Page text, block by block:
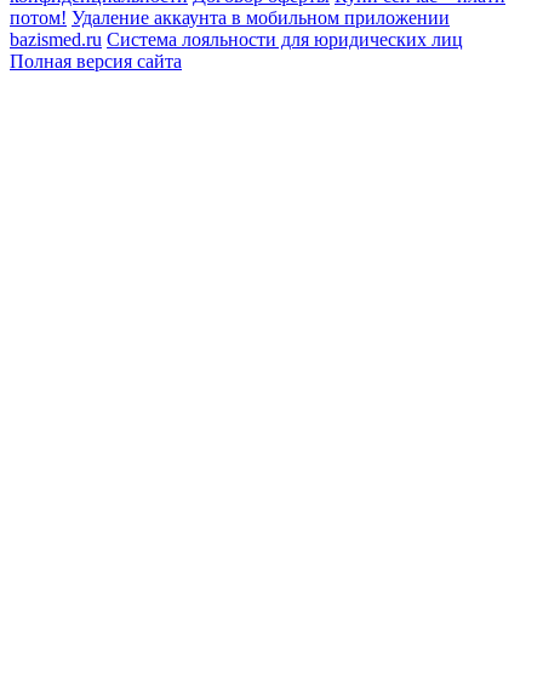
потом! Удаление аккаунта в мобильном приложении
bazismed.ru Система лояльности для юридических лиц
Полная версия сайта